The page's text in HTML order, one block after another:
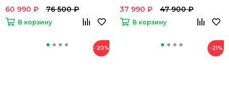
60 990 ₽ 76 500 ₽
В корзину
37 990 ₽ 47 900 ₽
В корзину
−20% −21%